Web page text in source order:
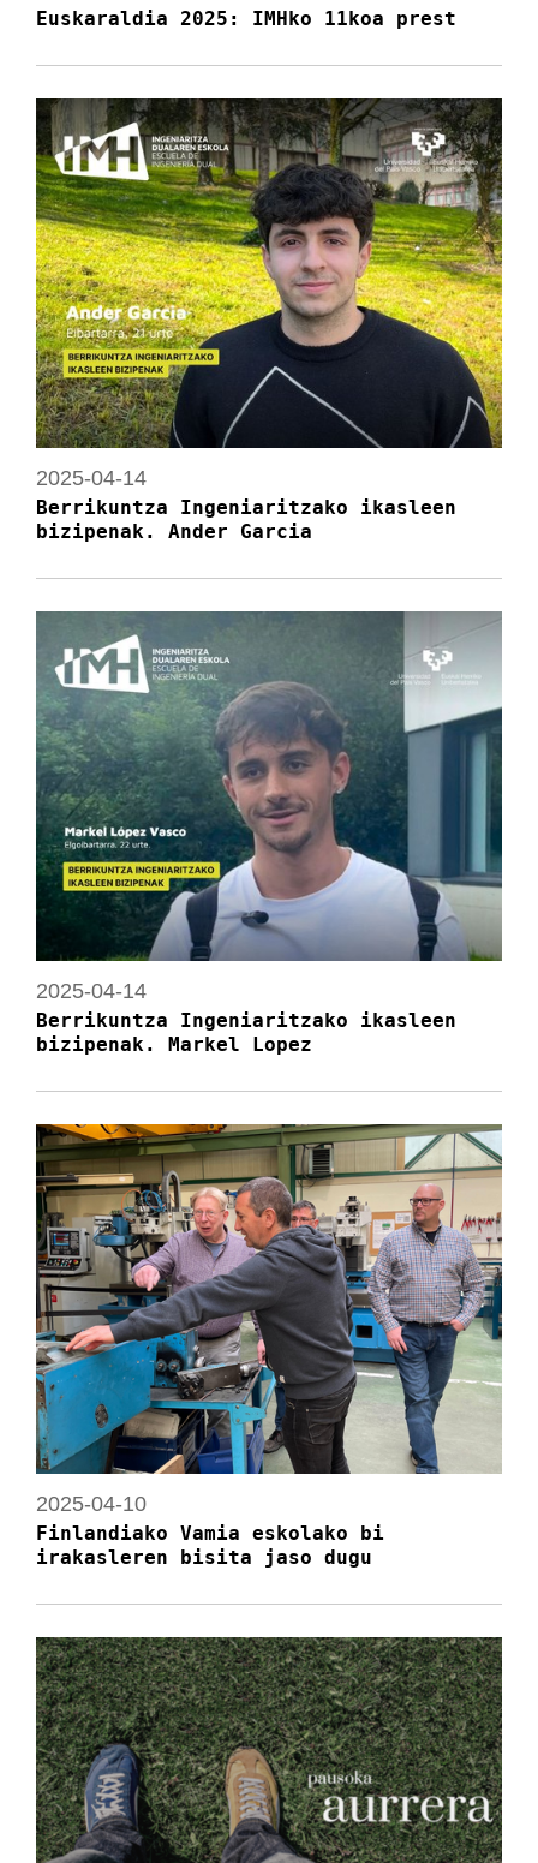
Euskaraldia 2025: IMHko 11koa prest
2025-04-14
Berrikuntza Ingeniaritzako ikasleen
bizipenak. Ander Garcia
2025-04-14
Berrikuntza Ingeniaritzako ikasleen
bizipenak. Markel Lopez
2025-04-10
Finlandiako Vamia eskolako bi
irakasleren bisita jaso dugu